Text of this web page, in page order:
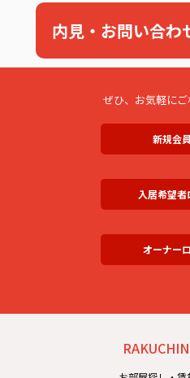
内見・お問い合わ
ぜひ、お気軽にご
新規会
入居希望
オーナー